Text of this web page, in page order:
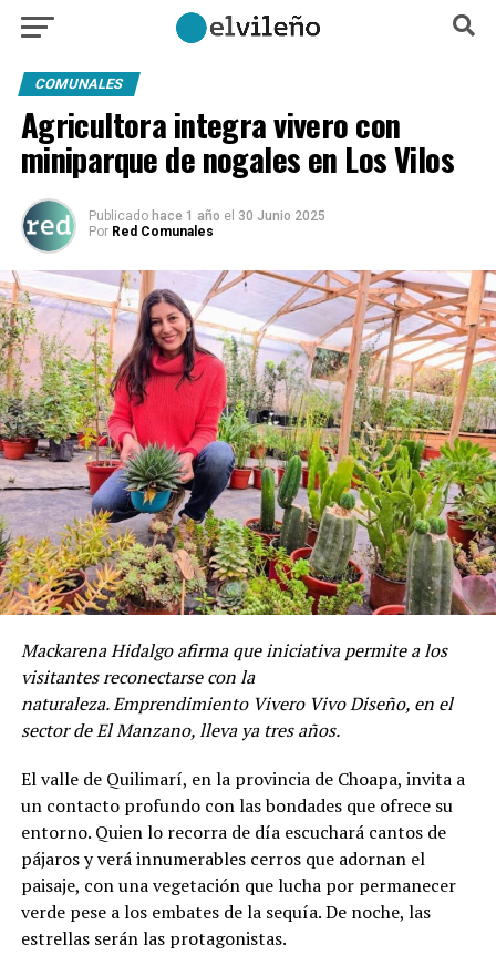
COMUNALES
Agricultora integra vivero con
miniparque de nogales en Los Vilos
Publicado hace 1 año el 30 Junio 2025
Por Red Comunales
Mackarena Hidalgo afirma que iniciativa permite a los
visitantes reconectarse con la
naturaleza. Emprendimiento Vivero Vivo Diseño, en el
sector de El Manzano, lleva ya tres años.
El valle de Quilimarí, en la provincia de Choapa, invita a
un contacto profundo con las bondades que ofrece su
entorno. Quien lo recorra de día escuchará cantos de
pájaros y verá innumerables cerros que adornan el
paisaje, con una vegetación que lucha por permanecer
verde pese a los embates de la sequía. De noche, las
estrellas serán las protagonistas.